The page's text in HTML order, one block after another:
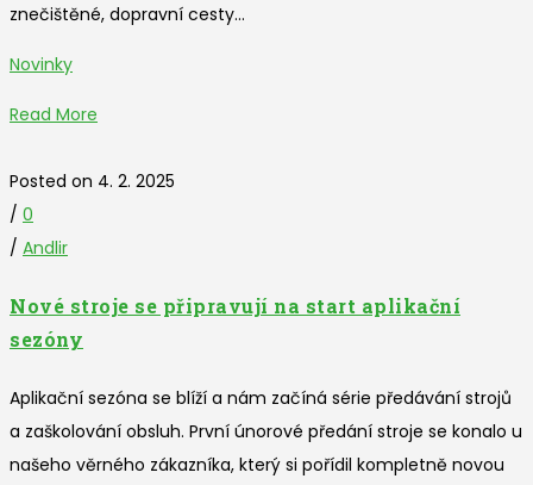
znečištěné, dopravní cesty...
Novinky
Read More
Posted on 4. 2. 2025
/ 0
/ Andlir
Nové stroje se připravují na start aplikační
sezóny
Aplikační sezóna se blíží a nám začíná série předávání strojů
a zaškolování obsluh. První únorové předání stroje se konalo u
našeho věrného zákazníka, který si pořídil kompletně novou